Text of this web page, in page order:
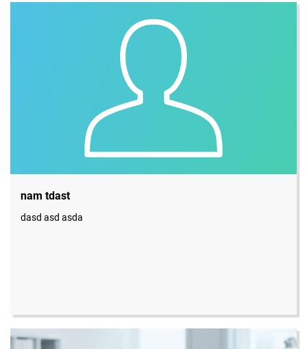
nam tdast
dasd asd asda